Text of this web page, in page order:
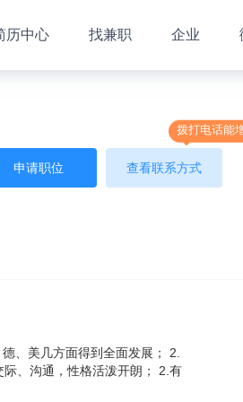
历中心 找兼职 企业
拨打电话能
申请职位 查看联系方式
、美几方面得到全面发展； 2.
、沟通，性格活泼开朗； 2.有